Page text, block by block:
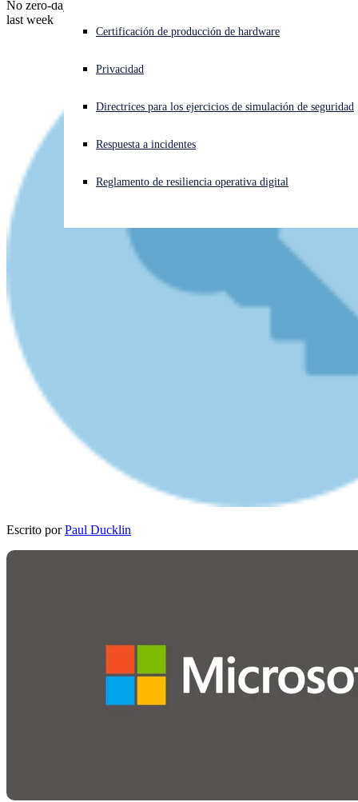
¿Está sufriendo un ciberataque? Obtenga ayuda ahora mismo
Open language switcher
Certificación de producción de hardware
Privacidad
Directrices para los ejercicios de simulación de seguridad
Respuesta a incidentes
Reglamento de resiliencia operativa digital
No zero-days this month, if you ignore the Edge RCE hole patched
last week
Escrito por Paul Ducklin